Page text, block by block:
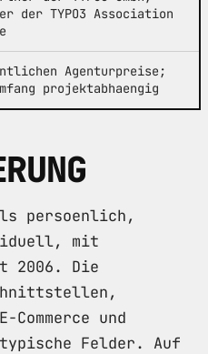
der TYPO3 Association
Agenturpreise;
projektabhaengig
persoenlich,
mit
2006. Die
und
Felder. Auf